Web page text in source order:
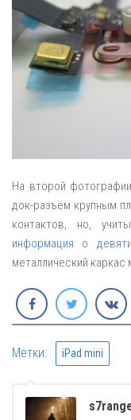
На второй
док-разъём крупным
контактов, но,
информация о
металлический
Метки: iPad mini